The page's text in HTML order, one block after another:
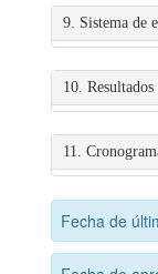
9. Sistema de
10.
11.
Fecha de